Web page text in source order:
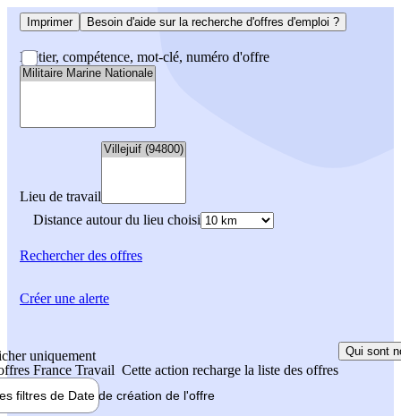
Imprimer Besoin d'aide sur la recherche d'offres d'emploi ?
Métier, compétence, mot-clé, numéro d'offre
Lieu de travail
Distance autour du lieu choisi
Rechercherdes offres
uniquement
France Travail Cette action recharge la liste des offres
Qui sont
filtres de Date de création de l'offre
Créer une alerte